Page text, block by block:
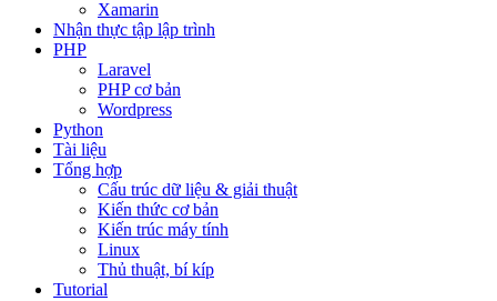
Xamarin
Nhận thực tập lập trình
PHP
Laravel
PHP cơ bản
Wordpress
Python
Tài liệu
Tổng hợp
Cấu trúc dữ liệu & giải thuật
Kiến thức cơ bản
Kiến trúc máy tính
Linux
Thủ thuật, bí kíp
Tutorial